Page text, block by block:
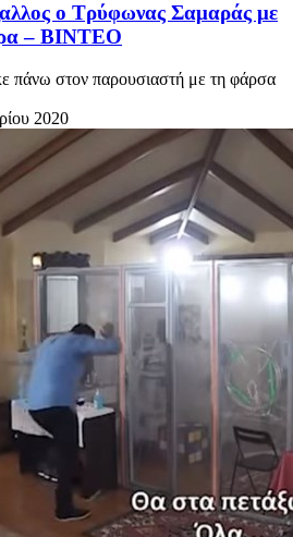
ο Τρύφωνας Σαμαράς με
– ΒΙΝΤΕΟ
πάνω στον παρουσιαστή με τη φάρσα
2020